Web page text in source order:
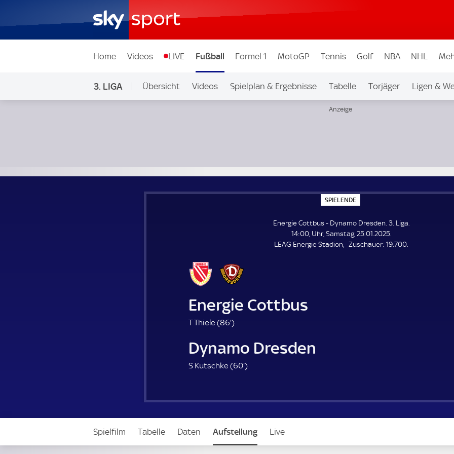
Home Videos LIVE Fußball Formel 1 MotoGP Tennis Golf NBA NHL
3. LIGA Übersicht Videos Spielplan & Ergebnisse Tabelle Torjäger Ligen &
SPIELENDE
P
E
L
E
N
Energie Cottbus - Dynamo Dresden. 3. Liga.
14:00, Uhr, Samstag, 25.01.2025.
LEAG Energie Stadion
Zuschauer: Z
19.700.
Energie Cottbus
T Thiele (86'8
.
m
i
t
)
Dynamo Dresden
S Kutschke (60'6
m
n
u
t
)
Spielfilm Tabelle Daten Aufstellung Live